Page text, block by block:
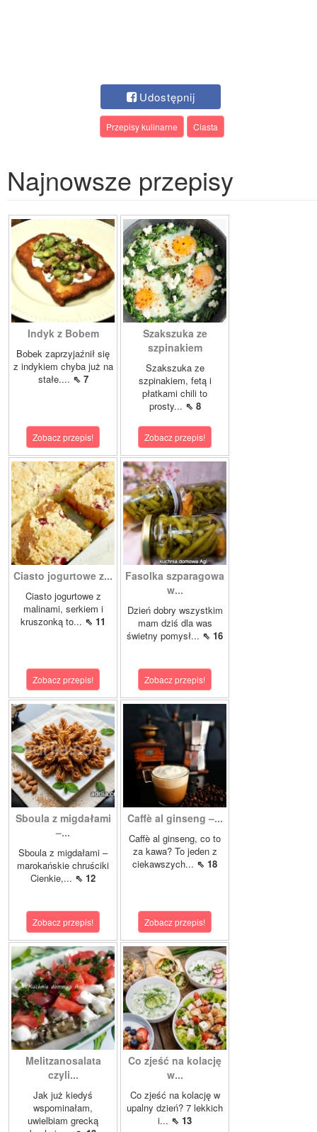
Udostępnij
Przepisy kulinarne Ciasta
Najnowsze przepisy
Indyk z Bobem
Bobek zaprzyjaźnił się
z indykiem chyba już na
stałe.... ⇖ 7
Zobacz przepis!
Szakszuka ze
szpinakiem
Szakszuka ze
szpinakiem, fetą i
płatkami chili to
prosty... ⇖ 8
Zobacz przepis!
Ciasto jogurtowe z...
Ciasto jogurtowe z
malinami, serkiem i
kruszonką to... ⇖ 11
Zobacz przepis!
Fasolka szparagowa
w...
Dzień dobry wszystkim
mam dziś dla was
świetny pomysł... ⇖ 16
Zobacz przepis!
Sboula z migdałami
–...
Sboula z migdałami –
marokańskie chruściki
Cienkie,... ⇖ 12
Zobacz przepis!
Caffè al ginseng –...
Caffè al ginseng, co to
za kawa? To jeden z
ciekawszych... ⇖ 18
Zobacz przepis!
Melitzanosalata
czyli...
Jak już kiedyś
wspominałam,
uwielbiam grecką
Co zjeść na kolację
w...
Co zjeść na kolację w
upalny dzień? 7 lekkich
i... ⇖ 13